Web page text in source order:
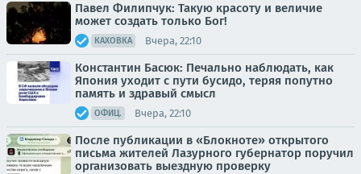
Павел Филипчук: Такую красоту и величие
может создать только Бог!
КАХОВКА Вчера, 22:10
Константин Басюк: Печально наблюдать, как
Япония уходит с пути бусидо, теряя попутно
память и здравый смысл
ОФИЦ. Вчера, 22:10
После публикации в «Блокноте» открытого
письма жителей Лазурного губернатор поручил
организовать выездную проверку